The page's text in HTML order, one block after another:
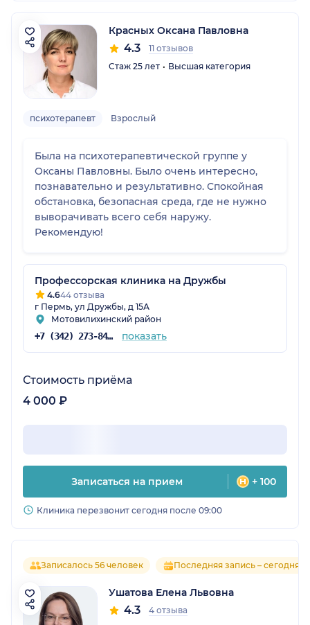
Красных Оксана Павловна
4.3
11 отзывов
Стаж 25 лет
Высшая категория
психотерапевт Взрослый
Была на психотерапевтической группе у
Оксаны Павловны. Было очень интересно,
познавательно и результативно. Спокойная
обстановка, безопасная среда, где не нужно
выворачивать всего себя наружу.
Рекомендую!
Профессорская клиника на Дружбы
4.644 отзыва
г Пермь, ул Дружбы, д 15А
Мотовилихинский район
+7 (342) 273-84-38 показать
Стоимость приёма
4 000 ₽
Записаться на прием + 100
Клиника перезвонит сегодня после 09:00
Записалось 56 человек Последняя запись – сегодня
Ушатова Елена Львовна
4.3 4 отзыва